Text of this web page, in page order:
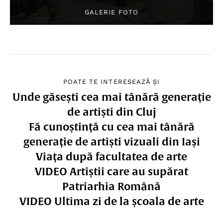
POATE TE INTERESEAZĂ ȘI
Unde găsești cea mai tânără generație
de artiști din Cluj
Fă cunoștință cu cea mai tânără
generație de artiști vizuali din Iași
Viața după facultatea de arte
VIDEO Artiștii care au supărat
Patriarhia Română
VIDEO Ultima zi de la școala de arte